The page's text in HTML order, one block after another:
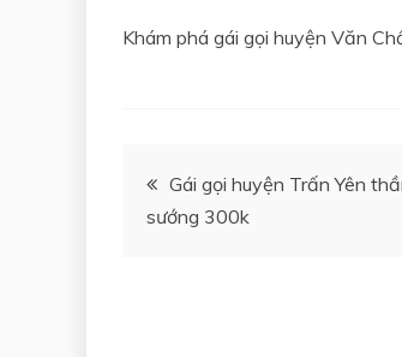
Khám phá gái gọi huyện Văn
Điều
hướng
Gái gọi huyện Trấn Yên
sướng 300k